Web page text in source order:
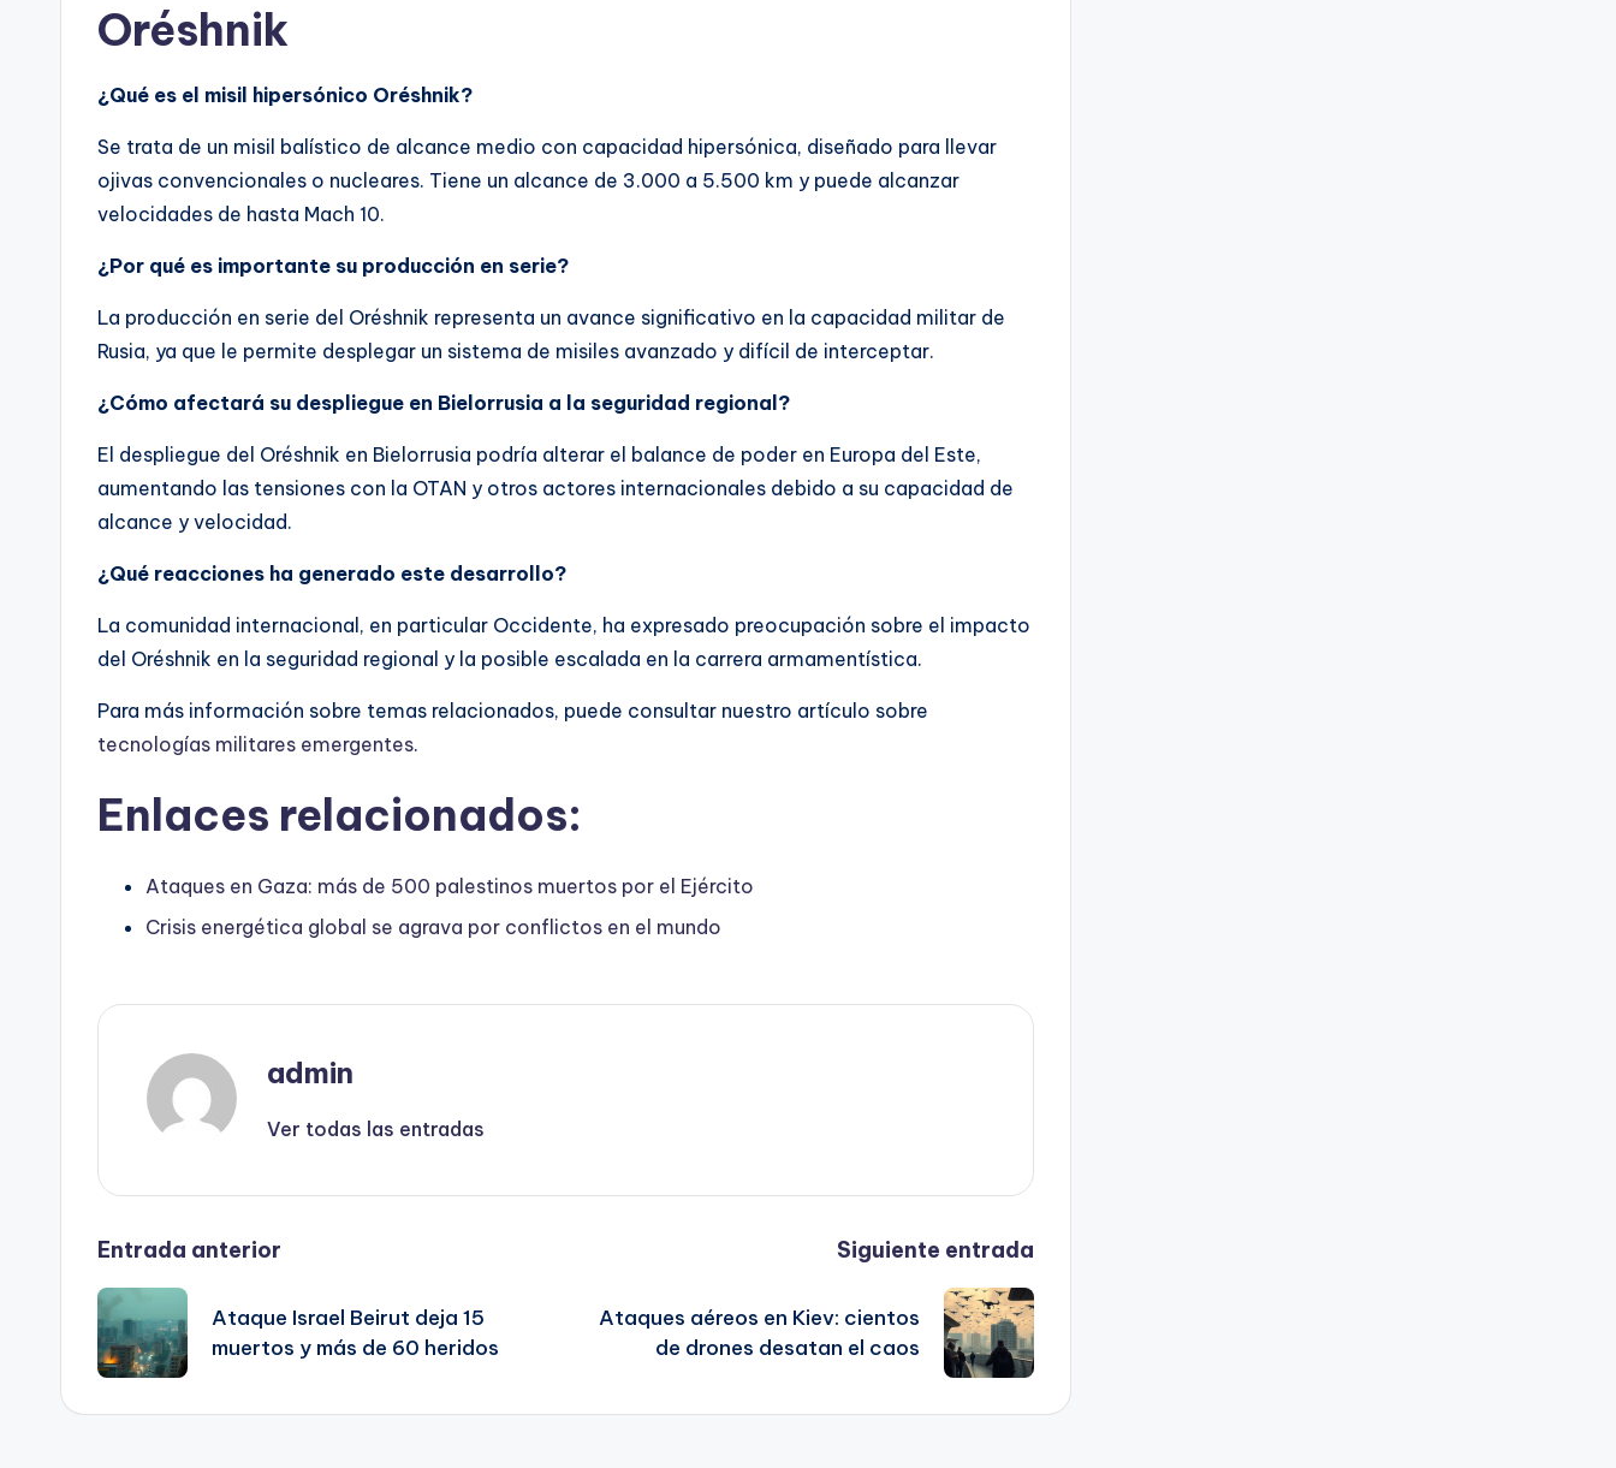
Oréshnik
¿Qué es el misil hipersónico Oréshnik?
Se trata de un misil balístico de alcance medio con capacidad hipersónica, diseñado para llevar
ojivas convencionales o nucleares. Tiene un alcance de 3.000 a 5.500 km y puede alcanzar
velocidades de hasta Mach 10.
¿Por qué es importante su producción en serie?
La producción en serie del Oréshnik representa un avance significativo en la capacidad militar de
Rusia, ya que le permite desplegar un sistema de misiles avanzado y difícil de interceptar.
¿Cómo afectará su despliegue en Bielorrusia a la seguridad regional?
El despliegue del Oréshnik en Bielorrusia podría alterar el balance de poder en Europa del Este,
aumentando las tensiones con la OTAN y otros actores internacionales debido a su capacidad de
alcance y velocidad.
¿Qué reacciones ha generado este desarrollo?
La comunidad internacional, en particular Occidente, ha expresado preocupación sobre el impacto
del Oréshnik en la seguridad regional y la posible escalada en la carrera armamentística.
Para más información sobre temas relacionados, puede consultar nuestro artículo sobre
tecnologías militares emergentes.
Enlaces relacionados:
Ataques en Gaza: más de 500 palestinos muertos por el Ejército
Crisis energética global se agrava por conflictos en el mundo
admin
Ver todas las entradas
Navegación
de
entradas
Entrada anterior
Ataque Israel Beirut deja 15
muertos y más de 60 heridos
Siguiente entrada
Ataques aéreos en Kiev: cientos
de drones desatan el caos